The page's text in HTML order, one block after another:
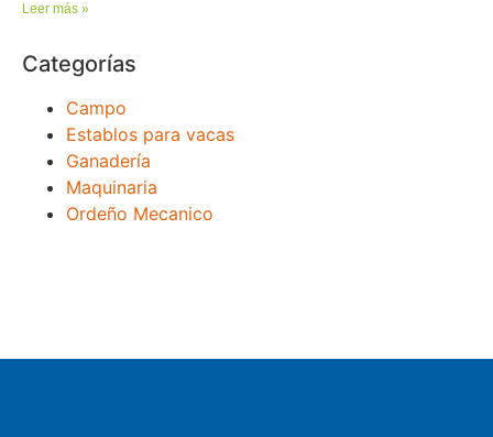
Leer más »
Categorías
Campo
Establos para vacas
Ganadería
Maquinaria
Ordeño Mecanico